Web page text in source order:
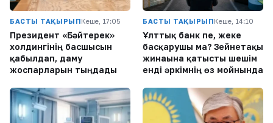
БАСТЫ ТАҚЫРЫПКеше, 17:05
Президент «Бәйтерек»
холдингінің басшысын
қабылдап, даму
жоспарларын тыңдады
БАСТЫ ТАҚЫРЫПКеше, 14:10
Ұлттық банк пе, жеке
басқарушы ма? Зейнетақы
жинағына қатысты шешім
енді әркімнің өз мойнында